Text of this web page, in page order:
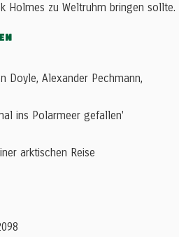
Holmes zu Weltruhm bringen sollte.
Doyle, Alexander Pechmann,
ins Polarmeer gefallen'
arktischen Reise